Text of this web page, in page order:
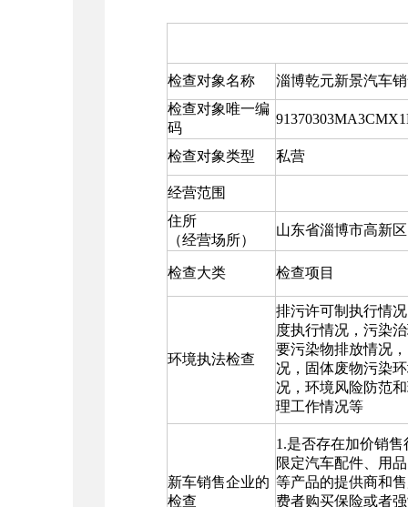
检查对象名称
淄博乾元新景汽车
检查对象唯一编
码
检查对象类型 私营
经营范围
住所
（经营场所）
山东省淄博市高新
检查大类 检查项目
环境执法检查
排污许可制执行情
度执行情况，污染
要污染物排放情况
况，固体废物污染
况，环境风险防范
理工作情况等
新车销售企业的
检查
1.是否存在加价销
限定汽车配件、用
等产品的提供商和
费者购买保险或者